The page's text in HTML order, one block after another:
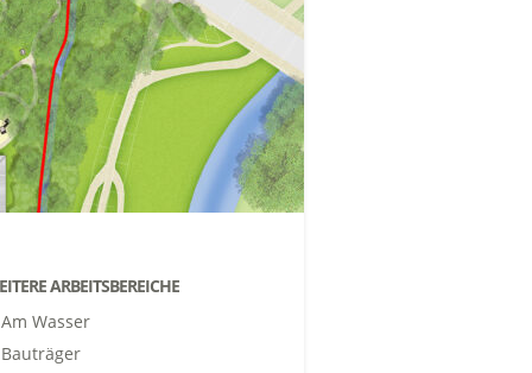
ARBEITSBEREICHE
Am Wasser
Bauträger